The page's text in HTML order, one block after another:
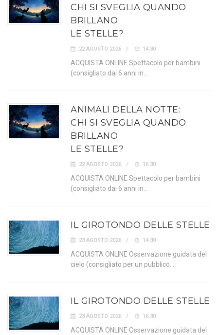
CHI SI SVEGLIA QUANDO
BRILLANO
LE STELLE?
22 AGOSTO 2026 14:30
ACQUISTA ONLINE Spettacolo per bambini
(consigliato dai 6 anni in…
ANIMALI DELLA NOTTE:
CHI SI SVEGLIA QUANDO
BRILLANO
LE STELLE?
22 AGOSTO 2026 16:30
ACQUISTA ONLINE Spettacolo per bambini
(consigliato dai 6 anni in…
IL GIROTONDO DELLE STELLE
23 AGOSTO 2026 14:30
ACQUISTA ONLINE Osservazione guidata del
cielo (consigliato per un pubblico…
IL GIROTONDO DELLE STELLE
23 AGOSTO 2026 16:30
ACQUISTA ONLINE Osservazione guidata del